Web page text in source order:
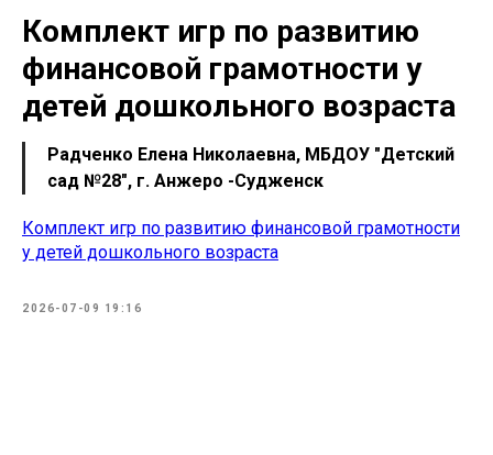
Комплект игр по развитию
финансовой грамотности у
детей дошкольного возраста
Радченко Елена Николаевна, МБДОУ "Детский
сад №28", г. Анжеро -Судженск
Комплект игр по развитию финансовой грамотности
у детей дошкольного возраста
2026-07-09 19:16